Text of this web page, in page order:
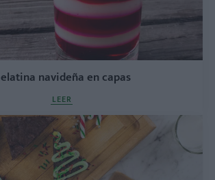
navideña en capas
LEER